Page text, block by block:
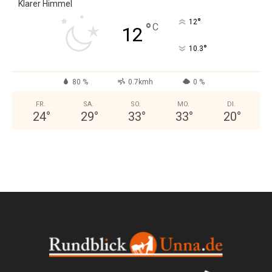
Klarer Himmel
12 °C 12°
10.3°
80 % 0.7kmh 0 %
FR.
24°
SA.
29°
SO.
33°
MO.
33°
DI.
20°